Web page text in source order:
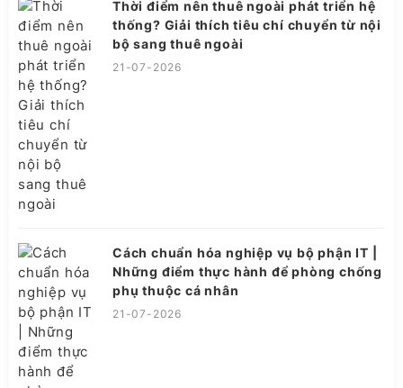
Thời điểm nên thuê ngoài phát triển hệ
thống? Giải thích tiêu chí chuyển từ nội
bộ sang thuê ngoài
21-07-2026
Cách chuẩn hóa nghiệp vụ bộ phận IT |
Những điểm thực hành để phòng chống
phụ thuộc cá nhân
21-07-2026